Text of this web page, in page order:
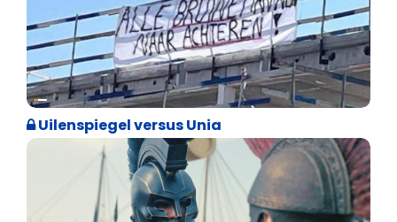
Cultuuroorlog
Uilenspiegel versus Unia